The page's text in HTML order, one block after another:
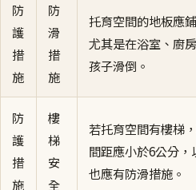
防
護
措
施
防
滑
措
施
托育空間的地板應
尤其是在浴室、廚
孩子滑倒。
防
護
措
施
樓
梯
安
全
若托育空間有樓梯
間距應小於6公分
也應有防滑措施。